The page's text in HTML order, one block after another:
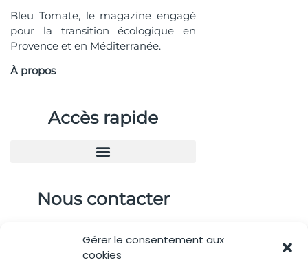
Gérer le consentement aux
cookies
Bleu Tomate, le magazine engagé
pour la transition écologique en
Provence et en Méditerranée.
À propos
Accès rapide
Nous contacter
contactBT@bleu-tomate.fr